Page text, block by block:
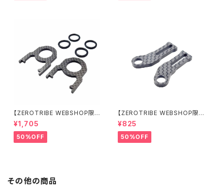
【ZEROTRIBE WEBSHOP限
定価格】RCM-BD11-TSE カ
ーボンツィーク スティックエンド
プレートセット YOKOMO BD11
用
¥1,705
50%OFF
【ZEROTRIBE WEBSHOP限
定価格】RCM-HRP-ZX-BD10
LCE Horizontalリアポストボ
ディマウンティングエクステンシ
ョンプレート Yokomo BD10L
¥825
50%OFF
その他の商品